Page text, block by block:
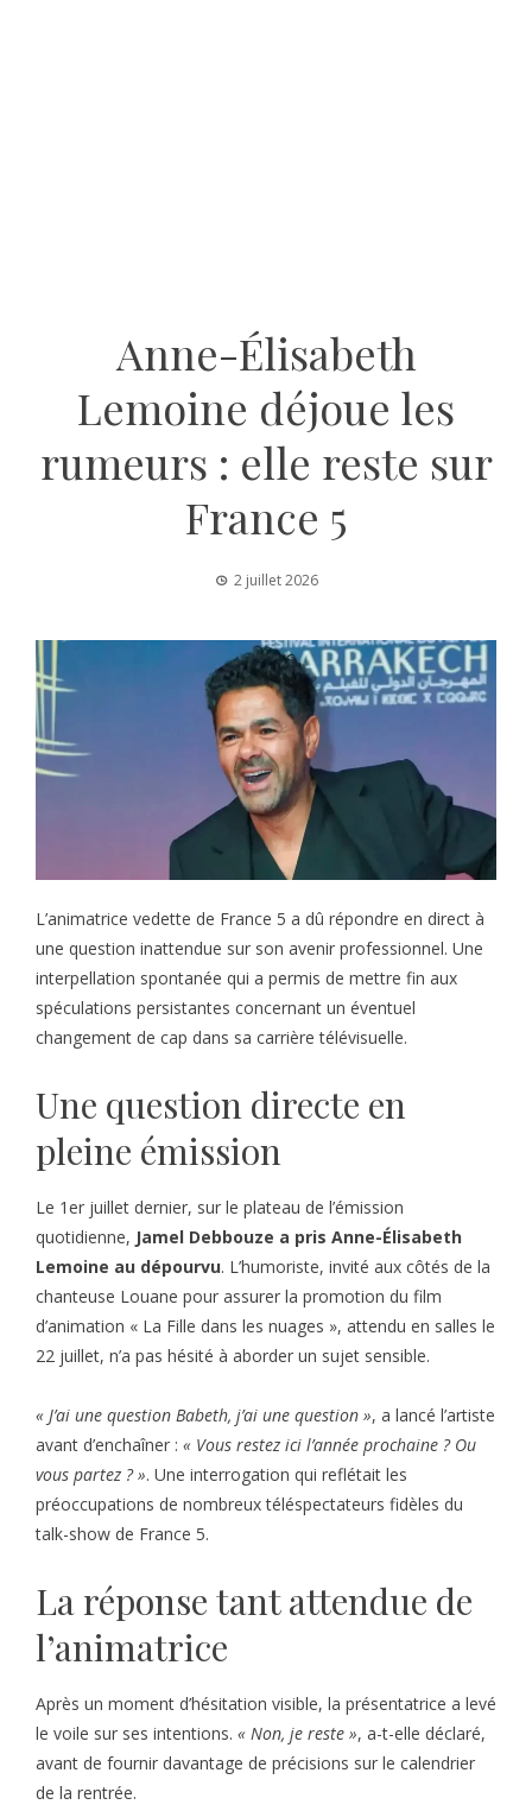
Anne-Élisabeth
Lemoine déjoue les
rumeurs : elle reste sur
France 5
2 juillet 2026
L’animatrice vedette de France 5 a dû répondre en direct à
une question inattendue sur son avenir professionnel. Une
interpellation spontanée qui a permis de mettre fin aux
spéculations persistantes concernant un éventuel
changement de cap dans sa carrière télévisuelle.
Une question directe en
pleine émission
Le 1er juillet dernier, sur le plateau de l’émission
quotidienne, Jamel Debbouze a pris Anne-Élisabeth
Lemoine au dépourvu. L’humoriste, invité aux côtés de la
chanteuse Louane pour assurer la promotion du film
d’animation « La Fille dans les nuages », attendu en salles le
22 juillet, n’a pas hésité à aborder un sujet sensible.
« J’ai une question Babeth, j’ai une question », a lancé l’artiste
avant d’enchaîner : « Vous restez ici l’année prochaine ? Ou
vous partez ? ». Une interrogation qui reflétait les
préoccupations de nombreux téléspectateurs fidèles du
talk-show de France 5.
La réponse tant attendue de
l’animatrice
Après un moment d’hésitation visible, la présentatrice a levé
le voile sur ses intentions. « Non, je reste », a-t-elle déclaré,
avant de fournir davantage de précisions sur le calendrier
de la rentrée.